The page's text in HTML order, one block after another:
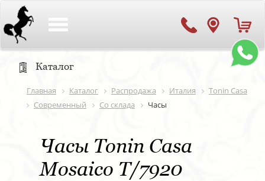
Каталог
Главная Каталог Распродажа Италия
Tonin Casa
Современный
Со склада Часы
Часы Tonin Casa
Mosaico T/7920